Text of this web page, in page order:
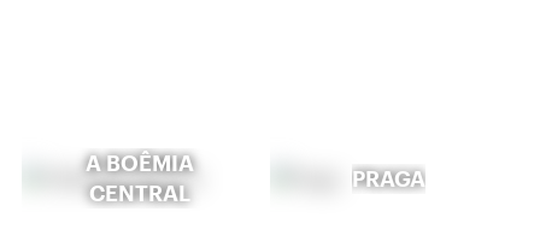
A BOÊMIA
CENTRAL
PRAGA